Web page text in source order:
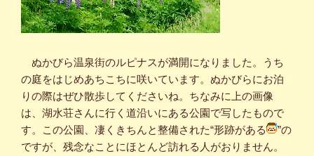
ぬかびら温泉街のルピナスが満開になりました。うち
の庭をはじめあちこちに咲いています。ぬかびらにお泊
りの際はぜひ散歩してくださいね。ちなみに上の画像
は、湖水荘さんに行く道沿いにある公園で写したもので
す。この公園、凄くきちんと整備された“形跡がある
”の
ですが、残念なことにほとんど訪れる人がおりません。